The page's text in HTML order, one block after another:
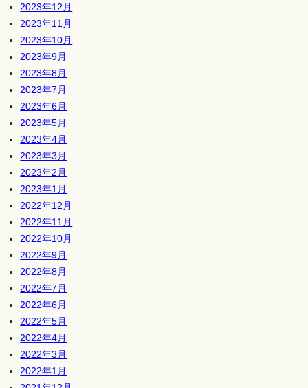
2023年12月
2023年11月
2023年10月
2023年9月
2023年8月
2023年7月
2023年6月
2023年5月
2023年4月
2023年3月
2023年2月
2023年1月
2022年12月
2022年11月
2022年10月
2022年9月
2022年8月
2022年7月
2022年6月
2022年5月
2022年4月
2022年3月
2022年1月